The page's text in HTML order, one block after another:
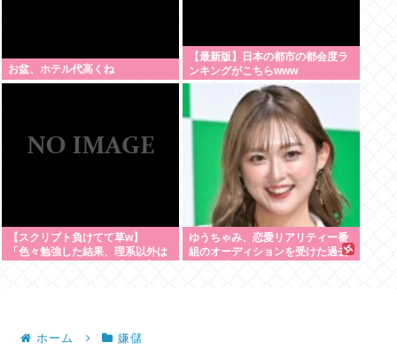
お盆、ホテル代高くね
【最新版】日本の都市の都会度ラ
ンキングがこちらwww
【スクリプト負けてて草w】
「色々勉強した結果、理系以外は
ゆうちゃみ、恋愛リアリティー番
組のオーディションを受けた過去
ホーム 嫌儲